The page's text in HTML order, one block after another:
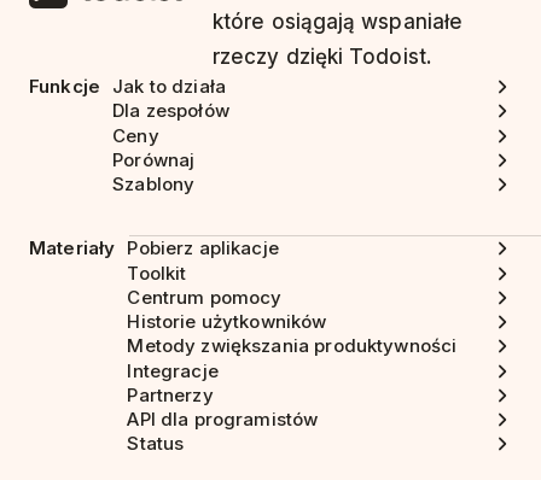
które osiągają wspaniałe
rzeczy dzięki Todoist.
Funkcje
Jak to działa
Dla zespołów
Ceny
Porównaj
Szablony
Materiały Pobierz aplikacje
Toolkit
Centrum pomocy
Historie użytkowników
Metody zwiększania produktywności
Integracje
Partnerzy
API dla programistów
Status